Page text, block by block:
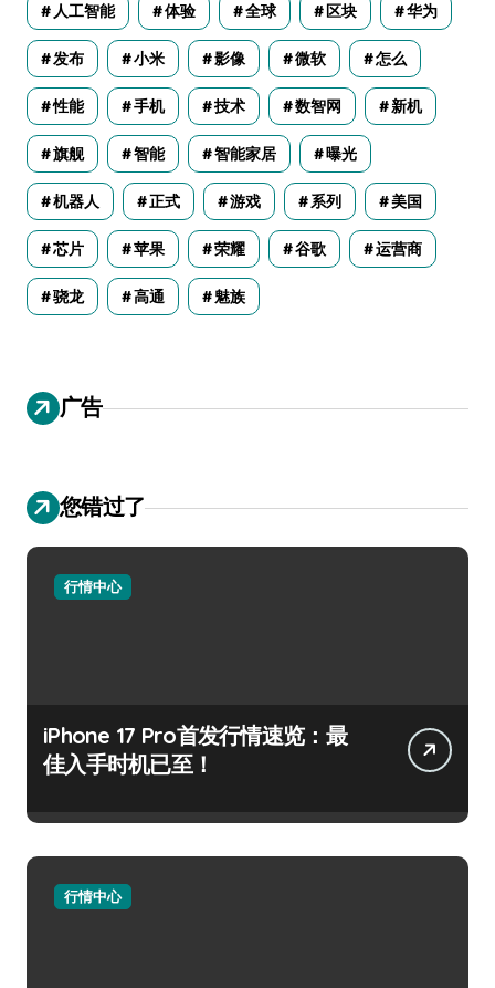
人工智能 体验 全球 区块 华为
发布 小米 影像 微软 怎么
性能 手机 技术 数智网 新机
旗舰 智能 智能家居 曝光
机器人 正式 游戏 系列 美国
芯片 苹果 荣耀 谷歌 运营商
骁龙 高通 魅族
广告
您错过了
行情中心
iPhone 17 Pro首发行情速览：最
佳入手时机已至！
行情中心